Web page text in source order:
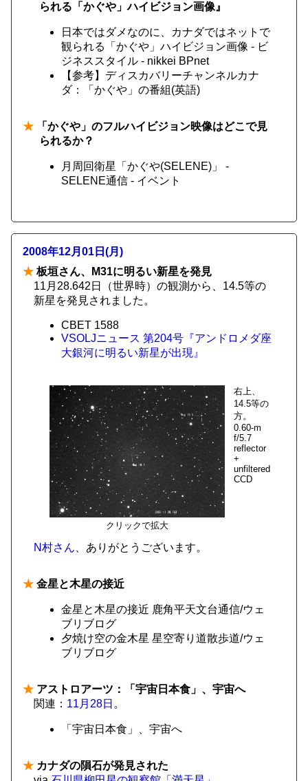
られる「かぐや」ハイビジョン画像』
日本ではダメなのに、カナダではネットで
観られる「かぐや」ハイビジョン画像 - ビ
ジネススタイル - nikkei BPnet
【参考】ディスカバリーチャンネルカナ
ダ：「かぐや」の番組(英語)
★ 「かぐや」のフルハイビジョン映像はどこで見
られるか？
月周回衛星「かぐや(SELENE)」 -
SELENE通信 - イベント
2008年12月01日(月)
★ 板垣さん、M31に明るい新星を発見
11月28.642日（世界時）の観測から、14.5等の
新星を発見されました。
CBET 1588
VSOLJニュース 第204号『アンドロメダ座
大銀河に明るい新星が出現』
クリックで拡大
右上、
14.5等の
方。
0.60-m
f/5.7
reflector
+
unfiltered
CCD
N村さん 、ありがとうございます。
★ 金星と木星の接近
金星と木星の接近 鹿角平天文台通信/ウェ
ブリブログ
夕焼け空の金木星 星空寄り道散歩道/ウェ
ブリブログ
★ アストロアーツ：「宇宙日本食」、宇宙へ
関連： 11月28日 。
「宇宙日本食」、宇宙へ
★ カナダの隕石が発見された